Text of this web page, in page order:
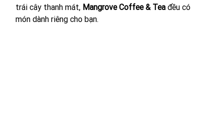
trái cây thanh mát, Mangrove Coffee & Tea đều có
món dành riêng cho bạn.